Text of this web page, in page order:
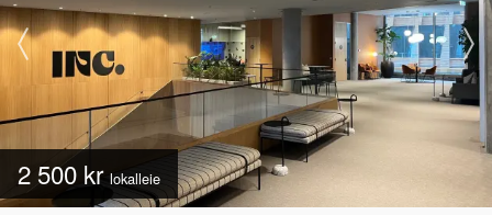
2 500 kr lokalleie